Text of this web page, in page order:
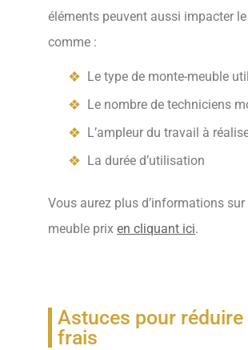
éléments peuvent aussi impacter
comme :
Le type de monte-meuble
Le nombre de techniciens
L’ampleur du travail à
La durée d’utilisation
Vous aurez plus d’informations
meuble prix en cliquant ici.
Astuces pour réduire
frais